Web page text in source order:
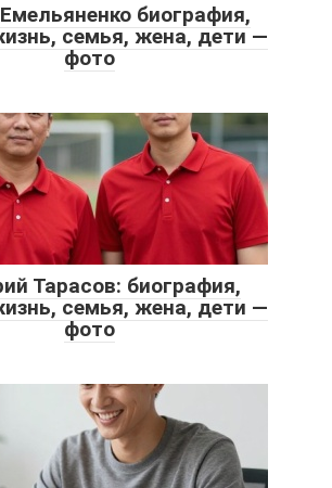
биография,
семья, жена, дети —
фото
Тарасов: биография,
семья, жена, дети —
фото